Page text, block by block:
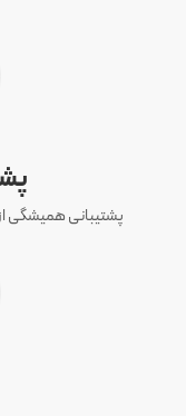
پشتیبانی همیشگی